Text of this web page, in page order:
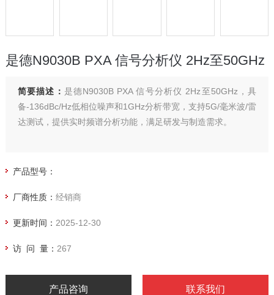
是德N9030B PXA 信号分析仪 2Hz至50GHz
简要描述： 是德N9030B PXA 信号分析仪 2Hz至50GHz，具
备-136dBc/Hz低相位噪声和1GHz分析带宽，支持5G/毫米波/雷
达测试，提供实时频谱分析功能，满足研发与制造需求。
产品型号：
厂商性质： 经销商
更新时间： 2025-12-30
访 问 量： 267
产品咨询 联系我们